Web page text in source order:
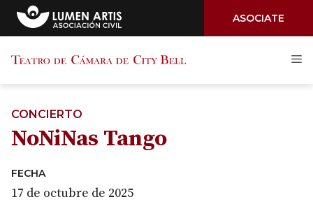
ASOCIATE
contenido
CONCIERTO
NoNiNas Tango
FECHA
17 de octubre de 2025